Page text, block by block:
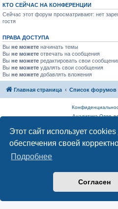
Этот сайт использует cookies
обеспечения своей
Подробнее
Согласен
КТО СЕЙЧАС НА КОНФЕРЕНЦИИ
Сейчас этот форум просматривают: нет
гостя
ПРАВА ДОСТУПА
Вы не можете начинать темы
Вы не можете отвечать на сообщения
Вы не можете редактировать свои
Вы не можете удалять свои сообщения
Вы не можете добавлять вложения
Главная страница Список форумов
Аналитика Ozon